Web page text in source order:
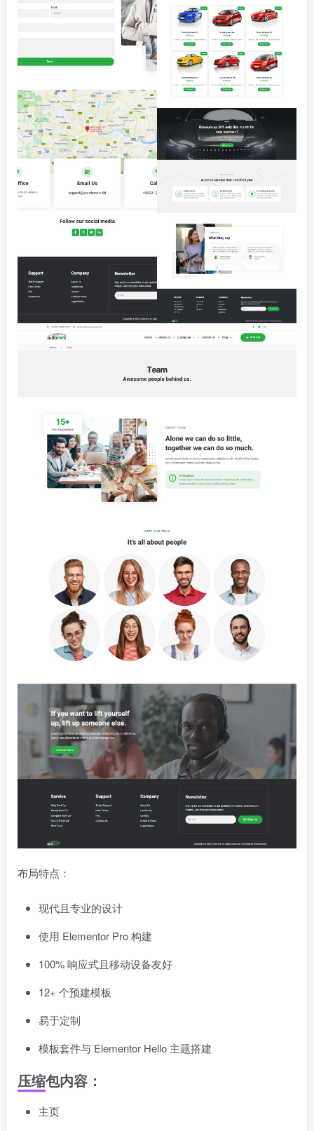
布局特点：
现代且专业的设计
使用 Elementor Pro 构建
100% 响应式且移动设备友好
12+ 个预建模板
易于定制
模板套件与 Elementor Hello 主题搭建
压缩包内容：
主页